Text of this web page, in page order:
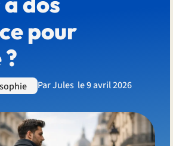
pour
ParJules le9 avril 2026